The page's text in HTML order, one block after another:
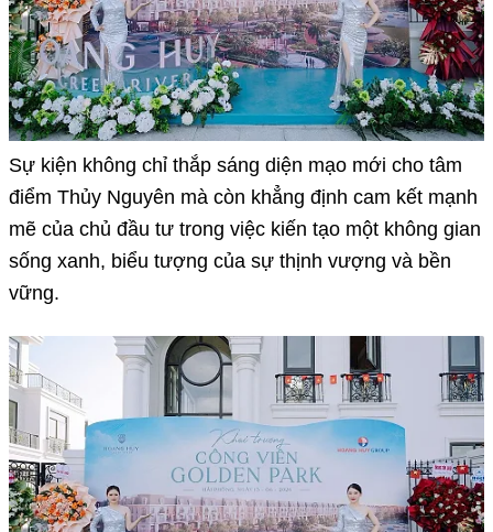
Sự kiện không chỉ thắp sáng diện mạo mới cho tâm
điểm Thủy Nguyên mà còn khẳng định cam kết mạnh
mẽ của chủ đầu tư trong việc kiến tạo một không gian
sống xanh, biểu tượng của sự thịnh vượng và bền
vững.